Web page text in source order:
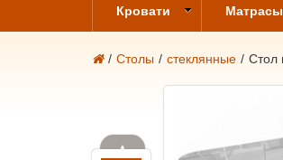
Кровати Матрасы
/ Столы / стеклянные / Стол
▲